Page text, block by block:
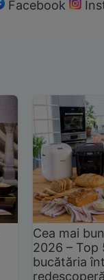
Facebook
Cea mai
2026 –
bucătăria